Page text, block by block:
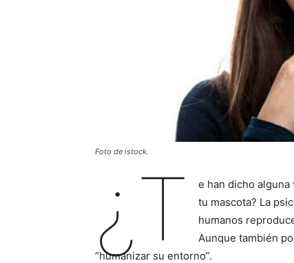
Foto de istock.
¿T
e han dicho
tu mascota? La
humanos
Aunque también
“humanizar su entorno”.